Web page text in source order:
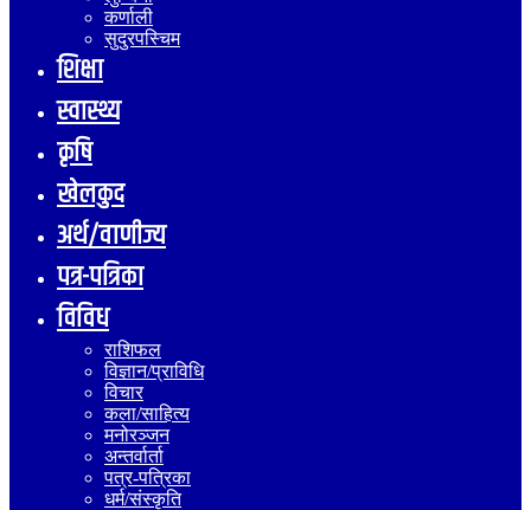
कर्णाली
सुदुरपस्चिम
शिक्षा
स्वास्थ्य
कृषि
खेलकुद
अर्थ/वाणीज्य
पत्र-पत्रिका
विविध
राशिफल
विज्ञान/प्राविधि
विचार
कला/साहित्य
मनोरञ्जन
अन्तर्वार्ता
पत्र-पत्रिका
धर्म/संस्कृति